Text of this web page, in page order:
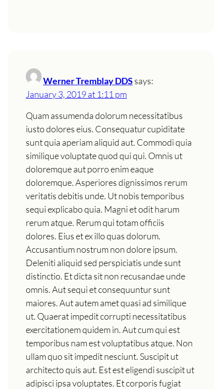
Werner Tremblay DDS says:
January 3, 2019 at 1:11 pm
Quam assumenda dolorum necessitatibus
iusto dolores eius. Consequatur cupiditate
sunt quia aperiam aliquid aut. Commodi quia
similique voluptate quod qui qui. Omnis ut
doloremque aut porro enim eaque
doloremque. Asperiores dignissimos rerum
veritatis debitis unde. Ut nobis temporibus
sequi explicabo quia. Magni et odit harum
rerum atque. Rerum qui totam officiis
dolores. Eius et ex illo quas dolorum.
Accusantium nostrum non dolore ipsum.
Deleniti aliquid sed perspiciatis unde sunt
distinctio. Et dicta sit non recusandae unde
omnis. Aut sequi et consequuntur sunt
maiores. Aut autem amet quasi ad similique
ut. Quaerat impedit corrupti necessitatibus
exercitationem quidem in. Aut cum qui est
temporibus nam est voluptatibus atque. Non
ullam quo sit impedit nesciunt. Suscipit ut
architecto quis aut. Est est eligendi suscipit ut
adipisci ipsa voluptates. Et corporis fugiat